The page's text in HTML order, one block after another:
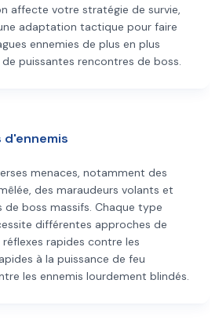
affecte votre stratégie de survie,
adaptation tactique pour faire
ennemies de plus en plus
puissantes rencontres de boss.
d'ennemis
menaces, notamment des
des maraudeurs volants et
de boss massifs. Chaque type
différentes approches de
rapides contre les
à la puissance de feu
les ennemis lourdement blindés.